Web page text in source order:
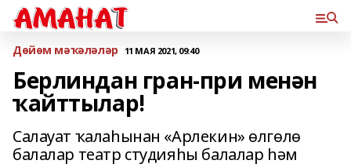
Дөйөм мәҡәләләр 11 МАЯ 2021, 09:40
Берлиндан гран-при менән
ҡайттылар!
Салауат ҡалаһынан «Арлекин» өлгөлө
балалар театр студияһы балалар һәм